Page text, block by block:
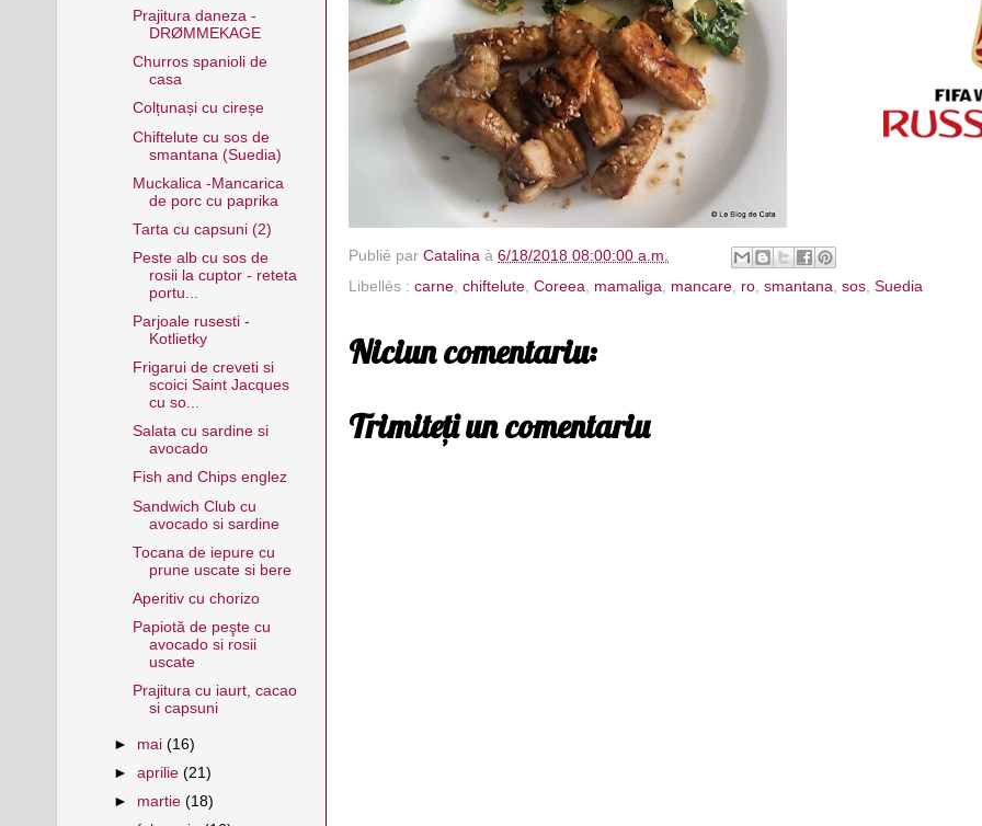
Publié par Catalina à 6/18/2018 08:00:00 a.m.
Libellés : carne, chiftelute, Coreea, mamaliga, mancare, ro, smantana, sos, Suedia
Niciun comentariu:
Trimiteți un comentariu
Prajitura daneza -
DRØMMEKAGE
Churros spanioli de
casa
Colțunași cu cireșe
Chiftelute cu sos de
smantana (Suedia)
Muckalica -Mancarica
de porc cu paprika
Tarta cu capsuni (2)
Peste alb cu sos de
rosii la cuptor - reteta
portu...
Parjoale rusesti -
Kotlietky
Frigarui de creveti si
scoici Saint Jacques
cu so...
Salata cu sardine si
avocado
Fish and Chips englez
Sandwich Club cu
avocado si sardine
Tocana de iepure cu
prune uscate si bere
Aperitiv cu chorizo
Papiotă de peşte cu
avocado si rosii
uscate
Prajitura cu iaurt, cacao
si capsuni
► mai(16)
►aprilie(21)
► martie(18)